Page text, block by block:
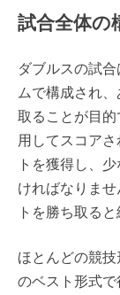
試合全体の
ダブルスの試
ムで構成され
取ることが目
用してスコア
トを獲得し、
ければなりま
トを勝ち取ると
ほとんどの競
のベスト形式